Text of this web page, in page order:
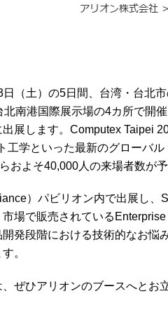
アリオン株式会社>
日（土）の5日間、台湾・台北
北南港国際展示場の4カ所で開
出展します。Computex Taipei
工学といった最新のグローバ
およそ40,000人の来場者数が
）パビリオン内で出展し、
場で販売されている
発段階における技術的なお悩
。
ぜひアリオンのブースへとお